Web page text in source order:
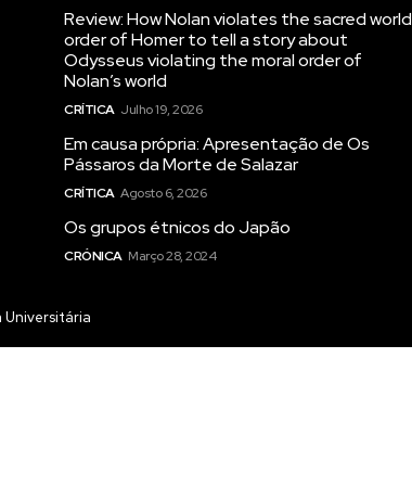
Review: How Nolan violates the sacred world
order of Homer to tell a story about
Odysseus violating the moral order of
Nolan’s world
CRÍTICA Julho 19, 2026
Em causa própria: Apresentação de Os
Pássaros da Morte de Salazar
CRÍTICA Agosto 6, 2026
Os grupos étnicos do Japão
CRÓNICA Março 28, 2024
Universitária